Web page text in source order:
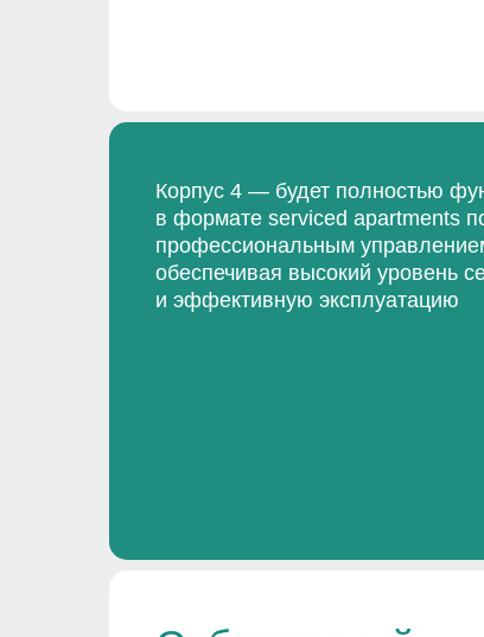
Корпус 4 — будет полностью
в формате serviced apartments
профессиональным
обеспечивая высокий уровень
и эффективную эксплуатацию